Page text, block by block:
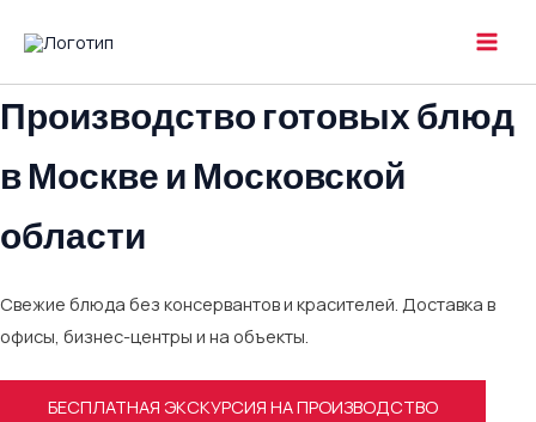
содержимому
Производство готовых блюд
в Москве и Московской
области
Свежие блюда без консервантов и красителей. Доставка в
офисы, бизнес-центры и на объекты.
БЕСПЛАТНАЯ ЭКСКУРСИЯ НА ПРОИЗВОДСТВО